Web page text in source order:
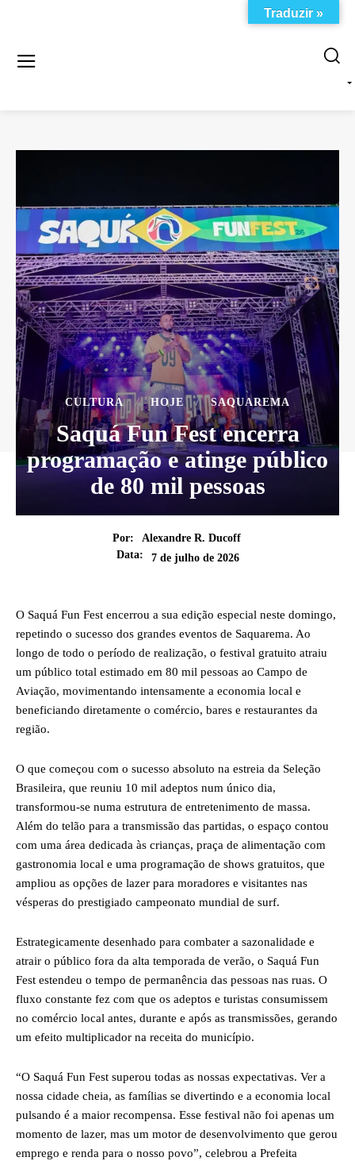
CULTURA HOJE SAQUAREMA
Saquá Fun Fest encerra
programação e atinge público
de 80 mil pessoas
Por:
Alexandre R. Ducoff
Data:
7 de julho de 2026
O Saquá Fun Fest encerrou a sua edição especial neste domingo,
repetindo o sucesso dos grandes eventos de Saquarema. Ao
longo de todo o período de realização, o festival gratuito atraiu
um público total estimado em 80 mil pessoas ao Campo de
Aviação, movimentando intensamente a economia local e
beneficiando diretamente o comércio, bares e restaurantes da
região.
O que começou com o sucesso absoluto na estreia da Seleção
Brasileira, que reuniu 10 mil adeptos num único dia,
transformou-se numa estrutura de entretenimento de massa.
Além do telão para a transmissão das partidas, o espaço contou
com uma área dedicada às crianças, praça de alimentação com
gastronomia local e uma programação de shows gratuitos, que
ampliou as opções de lazer para moradores e visitantes nas
vésperas do prestigiado campeonato mundial de surf.
Estrategicamente desenhado para combater a sazonalidade e
atrair o público fora da alta temporada de verão, o Saquá Fun
Fest estendeu o tempo de permanência das pessoas nas ruas. O
fluxo constante fez com que os adeptos e turistas consumissem
no comércio local antes, durante e após as transmissões, gerando
um efeito multiplicador na receita do município.
“O Saquá Fun Fest superou todas as nossas expectativas. Ver a
nossa cidade cheia, as famílias se divertindo e a economia local
pulsando é a maior recompensa. Esse festival não foi apenas um
momento de lazer, mas um motor de desenvolvimento que gerou
emprego e renda para o nosso povo”, celebrou a Prefeita
Traduzir »